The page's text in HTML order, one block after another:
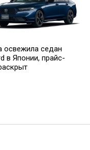
освежила седан
в Японии, прайс-